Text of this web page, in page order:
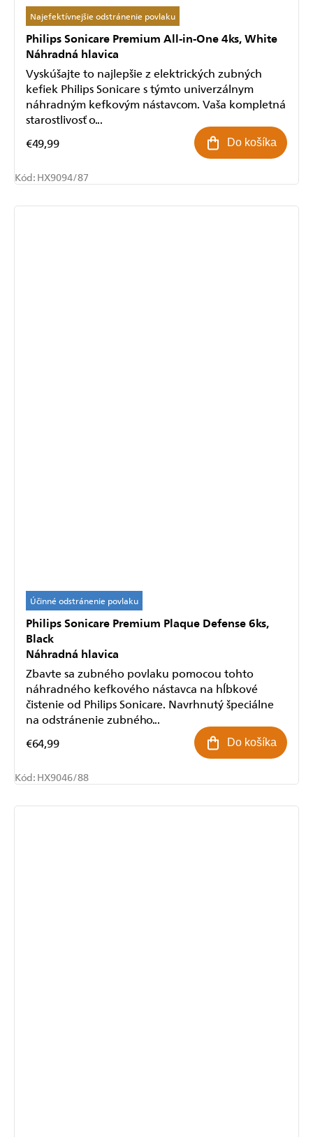
Najefektívnejšie odstránenie povlaku
Philips Sonicare Premium All-in-One 4ks, White
Náhradná hlavica
€49,99 Do košíka
Vyskúšajte to najlepšie z elektrických zubných
kefiek Philips Sonicare s týmto univerzálnym
náhradným kefkovým nástavcom. Vaša kompletná
starostlivosť o...
Kód: HX9094/87
Účinné odstránenie povlaku
Philips Sonicare Premium Plaque Defense 6ks,
Black
Náhradná hlavica
€64,99 Do košíka
Zbavte sa zubného povlaku pomocou tohto
náhradného kefkového nástavca na hĺbkové
čistenie od Philips Sonicare. Navrhnutý špeciálne
na odstránenie zubného...
Kód: HX9046/88